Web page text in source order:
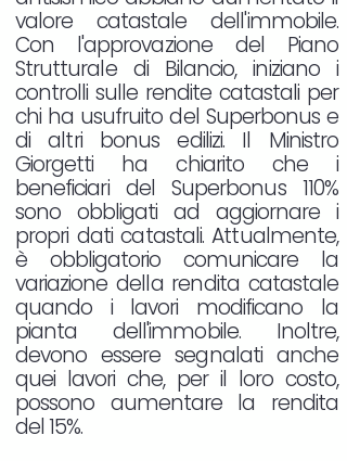
valore catastale dell'immobile.
Con l'approvazione del Piano
Strutturale di Bilancio, iniziano i
controlli sulle rendite catastali per
chi ha usufruito del Superbonus e
di altri bonus edilizi. Il Ministro
Giorgetti ha chiarito che i
beneficiari del Superbonus 110%
sono obbligati ad aggiornare i
propri dati catastali. Attualmente,
è obbligatorio comunicare la
variazione della rendita catastale
quando i lavori modificano la
pianta dell'immobile. Inoltre,
devono essere segnalati anche
quei lavori che, per il loro costo,
possono aumentare la rendita
del 15%.